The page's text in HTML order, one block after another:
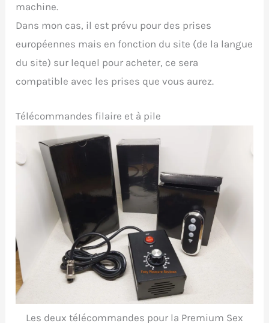
machine.
Dans mon cas, il est prévu pour des prises
européennes mais en fonction du site (de la langue
du site) sur lequel pour acheter, ce sera
compatible avec les prises que vous aurez.
Télécommandes filaire et à pile
Les deux télécommandes pour la Premium Sex